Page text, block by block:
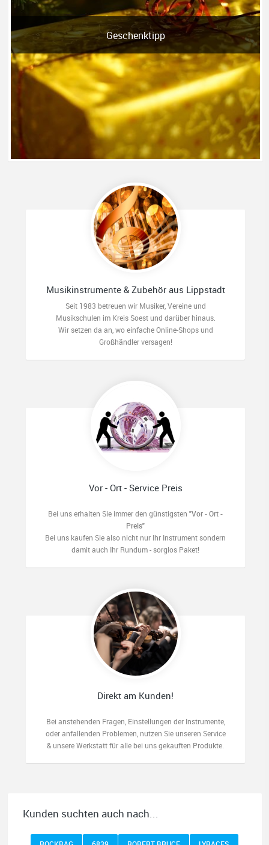
Geschenktipp
Musikinstrumente & Zubehör aus Lippstadt
Seit 1983 betreuen wir Musiker, Vereine und
Musikschulen im Kreis Soest und darüber hinaus.
Wir setzen da an, wo einfache Online-Shops und
Großhändler versagen!
Vor - Ort - Service Preis
Bei uns erhalten Sie immer den günstigsten "Vor - Ort -
Preis"
Bei uns kaufen Sie also nicht nur Ihr Instrument sondern
damit auch Ihr Rundum - sorglos Paket!
Direkt am Kunden!
Bei anstehenden Fragen, Einstellungen der Instrumente,
oder anfallenden Problemen, nutzen Sie unseren Service
& unsere Werkstatt für alle bei uns gekauften Produkte.
Kunden suchten auch nach...